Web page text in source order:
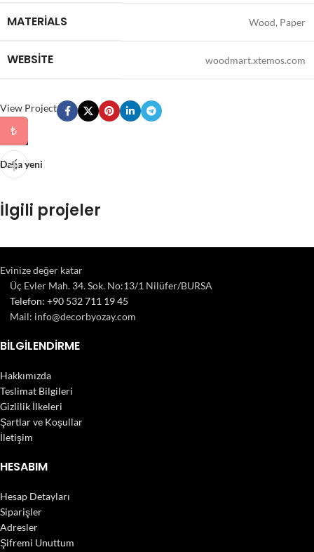
MATERIALS Wood, Paper
WEBSITE woodmart.xtemos.com
View Project
Daha yeni
İlgili projeler
Imperdiet mauris a nontin
Evinize değer katar
Üç Evler Mah. 34. Sok. No:13/1 Nilüfer/BURSA
Telefon: +90 532 711 19 45
Mail: info@decorbyozay.com
BILGILENDIRME
Hakkımızda
Teslimat Bilgileri
Gizlilik İlkeleri
Şartlar ve Koşullar
İletişim
HESABIM
Hesap Detayları
Siparişler
Adresler
Şifremi Unuttum
₺